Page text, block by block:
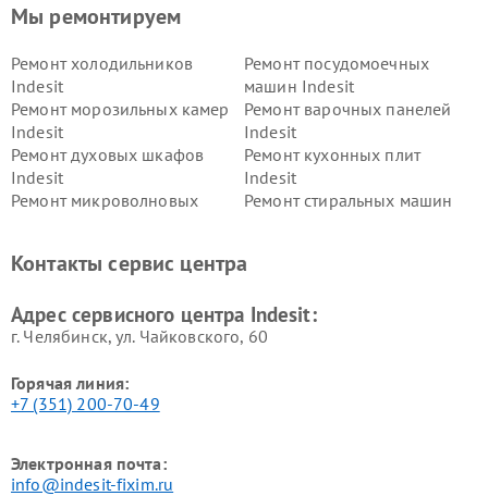
Мы ремонтируем
Ремонт холодильников
Indesit
Ремонт посудомоечных
машин Indesit
Ремонт морозильных камер
Indesit
Ремонт варочных панелей
Indesit
Ремонт духовых шкафов
Indesit
Ремонт кухонных плит
Indesit
Ремонт микроволновых
Ремонт стиральных машин
Indesit
Indesit
Контакты сервис центра
Адрес сервисного центра Indesit:
г. Челябинск, ул. Чайковского, 60
Горячая линия:
+7 (351) 200-70-49
Электронная почта:
info@indesit-fixim.ru